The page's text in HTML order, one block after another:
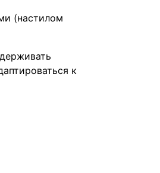
(настилом
к